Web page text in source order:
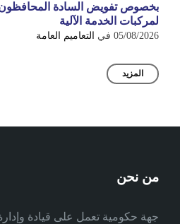
بخصوص تفويض السادة
لمركبات الخدمة الآلية
05/08/2026 في التعاميم العامة
المزيد
من نحن
جهة حكومية تعمل على قيادة